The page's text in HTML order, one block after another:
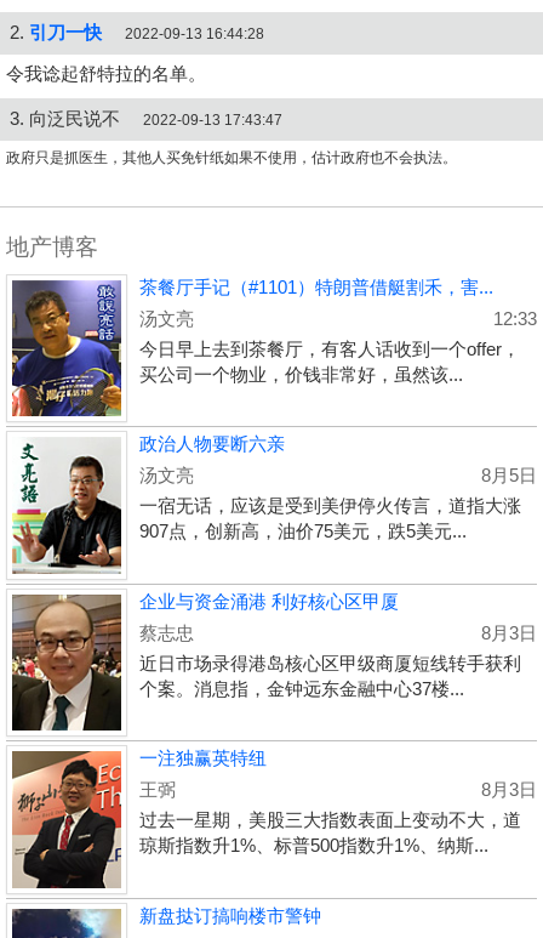
2. 引刀一快 2022-09-13 16:44:28
令我谂起舒特拉的名单。
3. 向泛民说不 2022-09-13 17:43:47
政府只是抓医生，其他人买免针纸如果不使用，估计政府也不会执法。
地产博客
茶餐厅手记（#1101）特朗普借艇割禾，害...
汤文亮
12:33
今日早上去到茶餐厅，有客人话收到一个offer，
买公司一个物业，价钱非常好，虽然该...
政治人物要断六亲
汤文亮
8月5日
一宿无话，应该是受到美伊停火传言，道指大涨
907点，创新高，油价75美元，跌5美元...
企业与资金涌港 利好核心区甲厦
蔡志忠
8月3日
近日市场录得港岛核心区甲级商厦短线转手获利
个案。消息指，金钟远东金融中心37楼...
一注独赢英特纽
王弼
8月3日
过去一星期，美股三大指数表面上变动不大，道
琼斯指数升1%、标普500指数升1%、纳斯...
新盘挞订搞响楼市警钟